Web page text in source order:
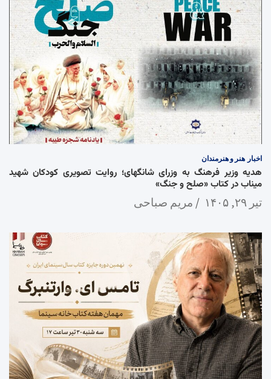
اخبار هنر و هنرمندان
هدیه وزیر فرهنگ به وزرای شانگهای؛ روایت تصویری کودکان شهید
میناب در کتاب «صلح و جنگ»
تیر ۲۹, ۱۴۰۵ مریم صباحی